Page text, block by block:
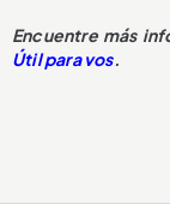
Encuentre más
Útil para vos.